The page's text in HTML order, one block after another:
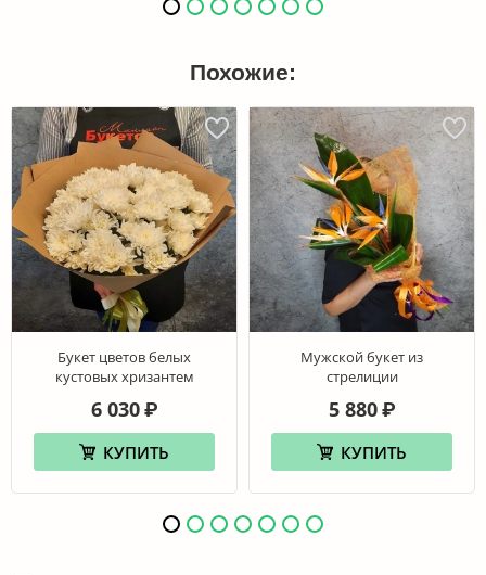
Похожие:
Букет цветов белых
кустовых хризантем
6 030 ₽
КУПИТЬ
Мужской букет из
стрелиции
5 880 ₽
КУПИТЬ